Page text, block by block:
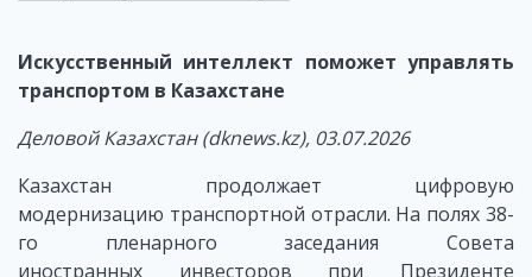
Искусственный интеллект поможет управлять
транспортом в Казахстане
Деловой Казахстан (dknews.kz), 03.07.2026
Казахстан продолжает цифровую
модернизацию транспортной отрасли. На полях 38-
го пленарного заседания Совета
иностранных инвесторов при Президенте